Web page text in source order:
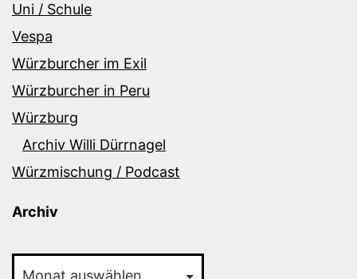
Uni / Schule
Vespa
Würzburcher im Exil
Würzburcher in Peru
Würzburg
Archiv Willi Dürrnagel
Würzmischung / Podcast
Archiv